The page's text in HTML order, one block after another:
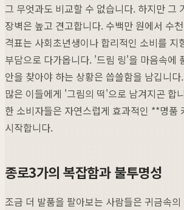
그 무엇과도 비교할 수 없습니다. 하지만 그
장벽은 높고 견고합니다. 수백만 원에서 수
격표는 사회초년생이나 합리적인 소비를 지
부담으로 다가옵니다. '드림 링'을 마음속에
안을 찾아야 하는 상황은 씁쓸함을 남깁니
많은 이들에게 '그림의 떡'으로 남겨지곤 합
한 소비자들은 자연스럽게 효과적인 **명품
시작합니다.
종로3가의 복잡함과 불투명성
조금 더 발품을 팔아보는 사람들은 귀금속